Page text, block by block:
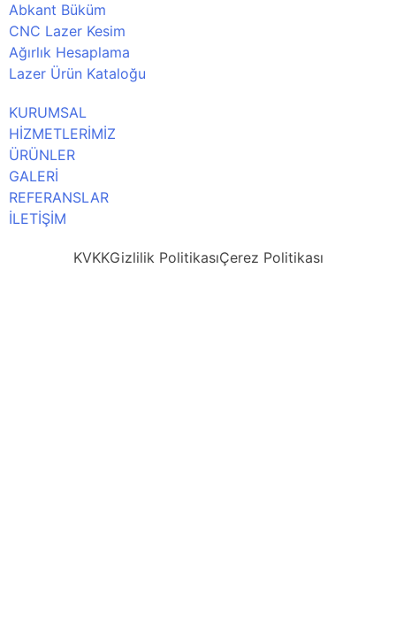
Abkant Büküm
CNC Lazer Kesim
Ağırlık Hesaplama
Lazer Ürün Kataloğu
KURUMSAL
HİZMETLERİMİZ
ÜRÜNLER
GALERİ
REFERANSLAR
İLETİŞİM
KVKKGizlilik PolitikasıÇerez Politikası